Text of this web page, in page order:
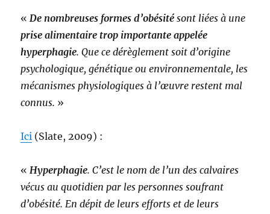
«De nombreuses formes d’obésité sont liées à une
prise alimentaire trop importante appelée
hyperphagie. Que ce dérèglement soit d’origine
psychologique, génétique ou environnementale, les
mécanismes physiologiques à l’œuvre restent mal
connus. »
Ici (Slate, 2009) :
«Hyperphagie. C’est le nom de l’un des calvaires
vécus au quotidien par les personnes soufrant
d’obésité. En dépit de leurs efforts et de leurs